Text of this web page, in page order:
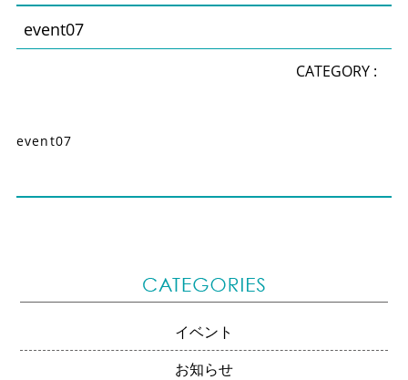
event07
CATEGORY :
event07
イベント
お知らせ